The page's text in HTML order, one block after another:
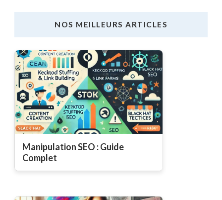
NOS MEILLEURS ARTICLES
Manipulation SEO : Guide
Complet